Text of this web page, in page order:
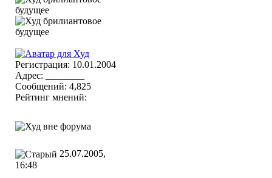
Регистрация: 10.01.2004
Адрес: ________
Сообщений: 4,825
Рейтинг мнений:
25.07.2005,
16:48